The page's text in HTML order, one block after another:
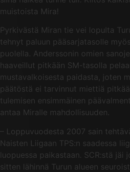
muistoista Mira!
Pyrkivästä Miran tie vei lopulta
tehnyt paluun pääsarjatasolle
puolella. Anderssonin omien
haaveillut pitkään SM-tasolla
mustavalkoisesta paidasta, joten
päätöstä ei tarvinnut miettiä
tulemisen ensimmäinen
antaa Miralle mahdollisuuden.
– Loppuvuodesta 2007 sain
Naisten Liigaan TPS:n saadessa
luopuessa paikastaan. SCR:stä jäi
sitten lähinnä Turun alueen